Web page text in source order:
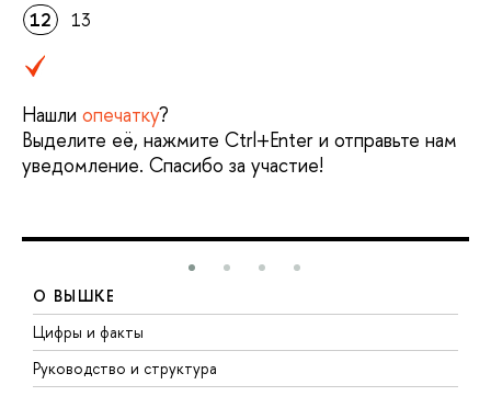
12
13
Нашли опечатку?
Выделите её, нажмите Ctrl+Enter и отправьте нам
уведомление. Спасибо за участие!
О ВЫШКЕ
Цифры и факты
Руководство и структура